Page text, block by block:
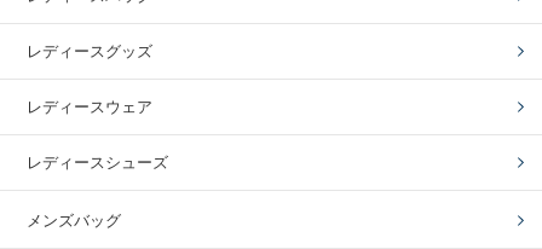
レディースグッズ
レディースウェア
レディースシューズ
メンズバッグ